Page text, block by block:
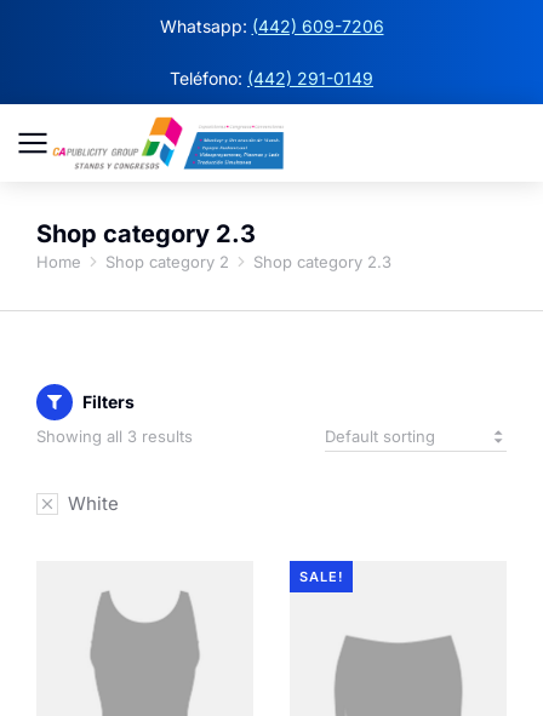
Teléfono: (442) 291-0149
Whatsapp: (442) 609-7206
Shop category 2.3
You are here:
Home Shop category 2 Shop category 2.3
Filters
Showing all 3 results
White
SALE!